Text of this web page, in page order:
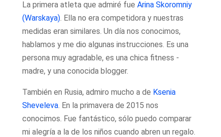
La primera atleta que admiré fue Arina Skoromniy
(Warskaya). Ella no era competidora y nuestras
medidas eran similares. Un día nos conocimos,
hablamos y me dio algunas instrucciones. Es una
persona muy agradable, es una chica fitness -
madre, y una conocida blogger.
También en Rusia, admiro mucho a de Ksenia
Sheveleva. En la primavera de 2015 nos
conocimos. Fue fantástico, sólo puedo comparar
mi alegría a la de los niños cuando abren un regalo.